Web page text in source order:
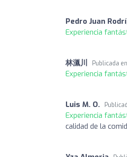
Pedro Juan
Experiencia
林湚川 Publicada en
Experiencia
Luis M. O.
Experiencia
calidad de la